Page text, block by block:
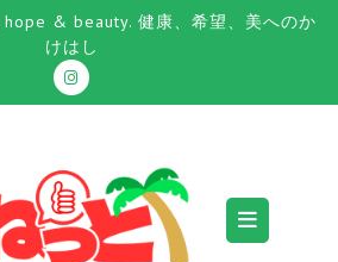
& beauty. 健康、希望、美へのか
けはし